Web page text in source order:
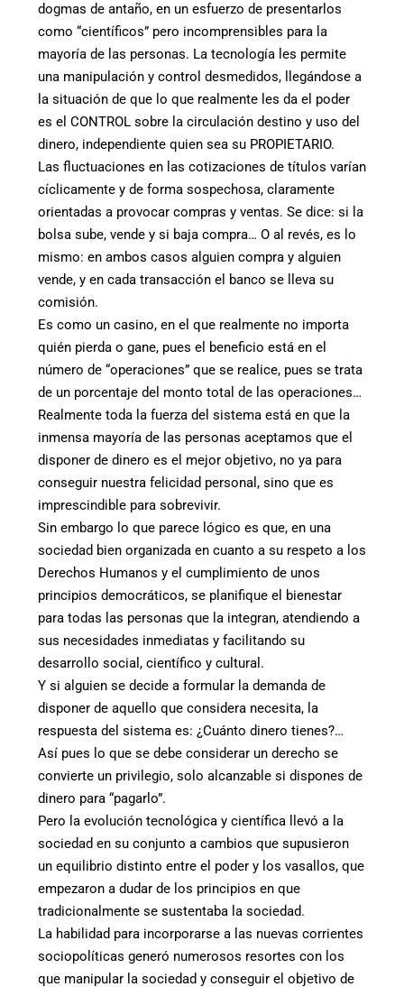
dogmas de antaño, en un esfuerzo de presentarlos
como “científicos” pero incomprensibles para la
mayoría de las personas. La tecnología les permite
una manipulación y control desmedidos, llegándose a
la situación de que lo que realmente les da el poder
es el CONTROL sobre la circulación destino y uso del
dinero, independiente quien sea su PROPIETARIO.
Las fluctuaciones en las cotizaciones de títulos varían
cíclicamente y de forma sospechosa, claramente
orientadas a provocar compras y ventas. Se dice: si la
bolsa sube, vende y si baja compra… O al revés, es lo
mismo: en ambos casos alguien compra y alguien
vende, y en cada transacción el banco se lleva su
comisión.
Es como un casino, en el que realmente no importa
quién pierda o gane, pues el beneficio está en el
número de “operaciones” que se realice, pues se trata
de un porcentaje del monto total de las operaciones…
Realmente toda la fuerza del sistema está en que la
inmensa mayoría de las personas aceptamos que el
disponer de dinero es el mejor objetivo, no ya para
conseguir nuestra felicidad personal, sino que es
imprescindible para sobrevivir.
Sin embargo lo que parece lógico es que, en una
sociedad bien organizada en cuanto a su respeto a los
Derechos Humanos y el cumplimiento de unos
principios democráticos, se planifique el bienestar
para todas las personas que la integran, atendiendo a
sus necesidades inmediatas y facilitando su
desarrollo social, científico y cultural.
Y si alguien se decide a formular la demanda de
disponer de aquello que considera necesita, la
respuesta del sistema es: ¿Cuánto dinero tienes?…
Así pues lo que se debe considerar un derecho se
convierte un privilegio, solo alcanzable si dispones de
dinero para “pagarlo”.
Pero la evolución tecnológica y científica llevó a la
sociedad en su conjunto a cambios que supusieron
un equilibrio distinto entre el poder y los vasallos, que
empezaron a dudar de los principios en que
tradicionalmente se sustentaba la sociedad.
La habilidad para incorporarse a las nuevas corrientes
sociopolíticas generó numerosos resortes con los
que manipular la sociedad y conseguir el objetivo de